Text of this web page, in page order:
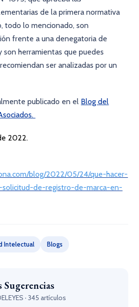
de la primera normativa
todo lo mencionado, son
frente a una denegatoria de
son herramientas que puedes
ser analizadas por un
publicado en el Blog del
2022.
blog/2022/05/24/que-hacer-
de-registro-de-marca-en-
Intelectual Blogs
Sugerencias
· 345 artículos